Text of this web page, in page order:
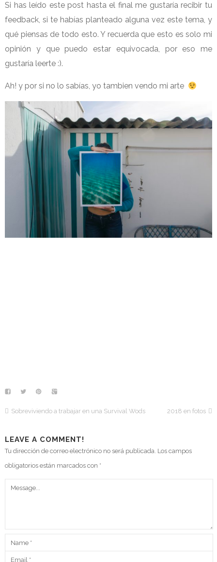
Si has leído este post hasta el final me gustaría recibir tu
feedback, si te habías planteado alguna vez este tema, y
qué piensas de todo esto. Y recuerda que esto es solo mi
opinión y que puedo estar equivocada, por eso me
gustaría leerte :).
Ah! y por si no lo sabías, yo tambien vendo mi arte
Sobreviviendo a trabajar en una Survival Wods 2018 en fotos
LEAVE A COMMENT!
Tu dirección de correo electrónico no será publicada. Los campos
obligatorios están marcados con *